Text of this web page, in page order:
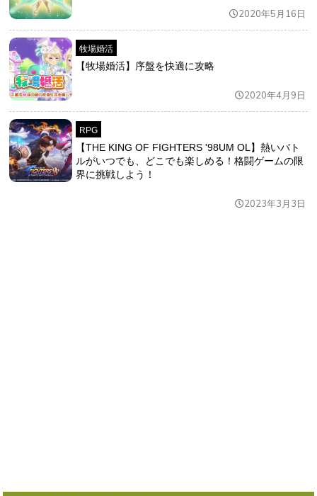
2020年5月16日
牧場婚活
【牧場婚活】序盤を快適に攻略
2020年4月9日
RPG
【THE KING OF FIGHTERS '98UM OL】熱いバト
ルがいつでも、どこでも楽しめる！格闘ゲームの限
界に挑戦しよう！
2023年3月3日